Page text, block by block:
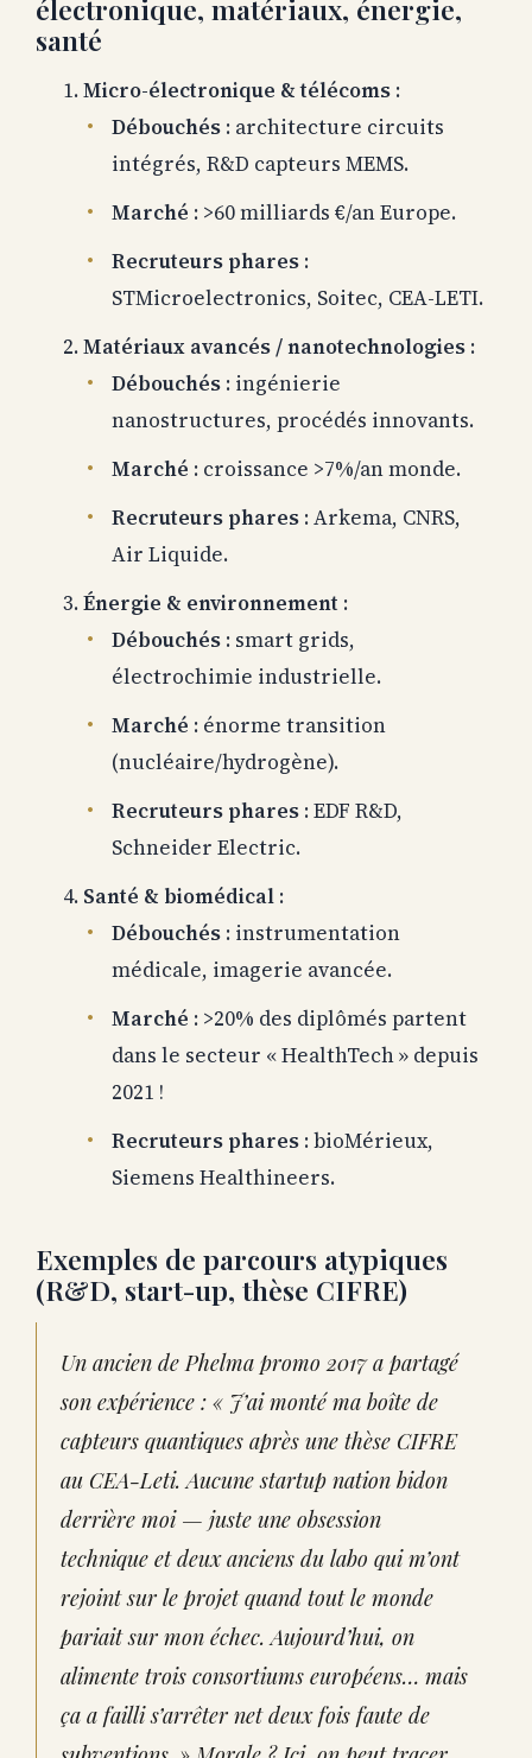
électronique, matériaux, énergie,
santé
Micro-électronique & télécoms :
Débouchés : architecture circuits
intégrés, R&D capteurs MEMS.
Marché : >60 milliards €/an Europe.
Recruteurs phares :
STMicroelectronics, Soitec, CEA-LETI.
Matériaux avancés / nanotechnologies :
Débouchés : ingénierie
nanostructures, procédés innovants.
Marché : croissance >7%/an monde.
Recruteurs phares : Arkema, CNRS,
Air Liquide.
Énergie & environnement :
Débouchés : smart grids,
électrochimie industrielle.
Marché : énorme transition
(nucléaire/hydrogène).
Recruteurs phares : EDF R&D,
Schneider Electric.
Santé & biomédical :
Débouchés : instrumentation
médicale, imagerie avancée.
Marché : >20% des diplômés partent
dans le secteur « HealthTech » depuis
2021 !
Recruteurs phares : bioMérieux,
Siemens Healthineers.
Exemples de parcours atypiques
(R&D, start-up, thèse CIFRE)
Un ancien de Phelma promo 2017 a partagé
son expérience : « J’ai monté ma boîte de
capteurs quantiques après une thèse CIFRE
au CEA-Leti. Aucune startup nation bidon
derrière moi — juste une obsession
technique et deux anciens du labo qui m’ont
rejoint sur le projet quand tout le monde
pariait sur mon échec. Aujourd’hui, on
alimente trois consortiums européens… mais
ça a failli s’arrêter net deux fois faute de